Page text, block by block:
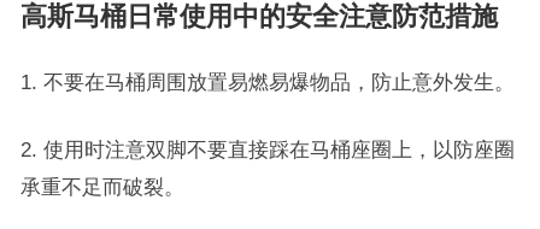
高斯马桶日常使用中的安全注意防范措施
1. 不要在马桶周围放置易燃易爆物品，防止意外发生。
2. 使用时注意双脚不要直接踩在马桶座圈上，以防座圈
承重不足而破裂。